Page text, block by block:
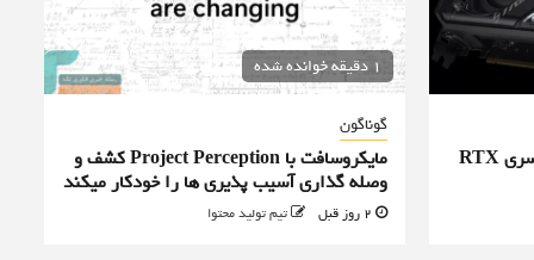
ایسوس قیمت کارت‌های گرافیک سری RTX
1 دقیقه خوانده شده
گوناگون
مایکروسافت با Project Perception کشف و
وصله گذاری آسیب پذیری ها را خودکار میکند
تیم تولید محتوا